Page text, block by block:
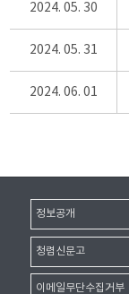
2024. 05. 30
2024. 05. 31
2024. 06. 01
정보공개
청렴신문고
이메일무단수집거부